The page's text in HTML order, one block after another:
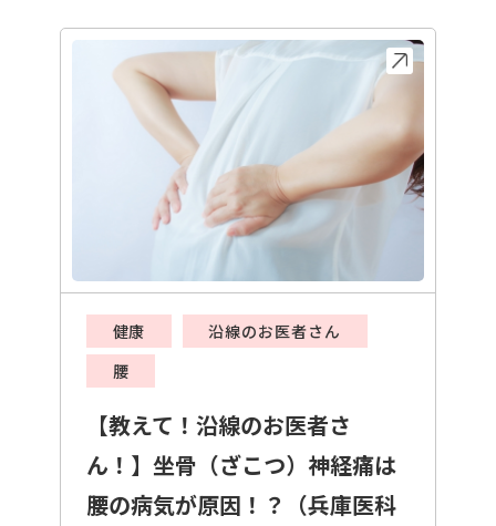
健康
沿線のお医者さん
腰
【教えて！沿線のお医者さ
ん！】坐骨（ざこつ）神経痛は
腰の病気が原因！？（兵庫医科